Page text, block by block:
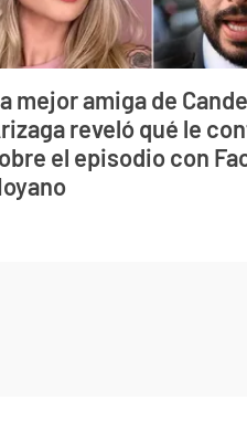
mejor amiga de
reveló qué le
el episodio con